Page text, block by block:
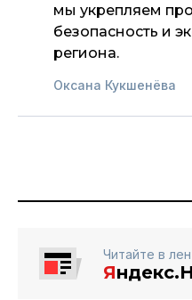
мы укрепляем
безопасность и
региона.
Оксана Кукшенёва
Читайте в
Я